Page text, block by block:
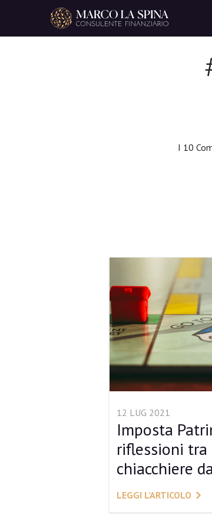
Navigazione principale
I 10
12 LUG 2021
Imposta
riflessioni tra
chiacchiere
LEGGI L’ARTICOLO